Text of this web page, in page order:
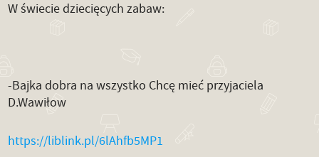
W świecie dziecięcych zabaw:
-Bajka dobra na wszystko Chcę mieć przyjaciela
D.Wawiłow
https://liblink.pl/6lAhfb5MP1